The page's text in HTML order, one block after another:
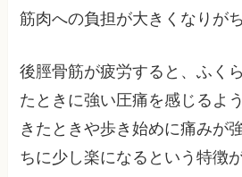
筋肉への負担が大きくなりがち
後脛骨筋が疲労すると、ふく
たときに強い圧痛を感じるよ
きたときや歩き始めに痛みが
ちに少し楽になるという特徴